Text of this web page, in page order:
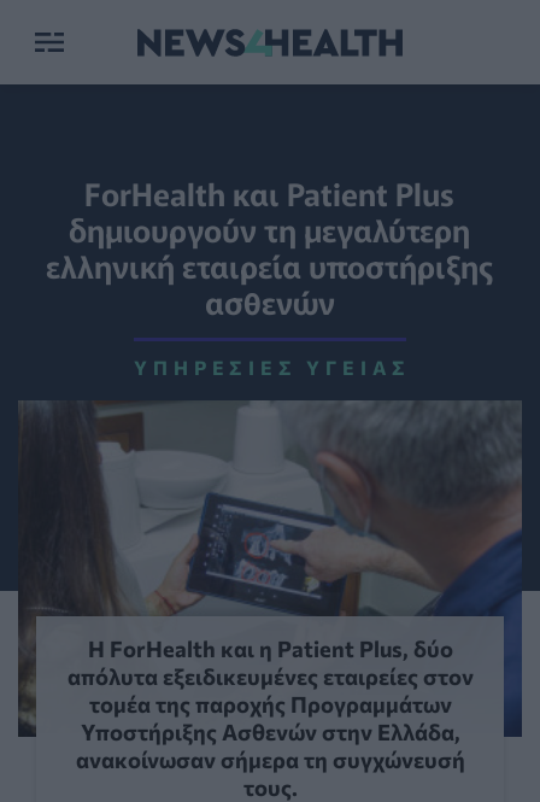
ForHealth και Patient Plus
δημιουργούν τη μεγαλύτερη
ελληνική εταιρεία υποστήριξης
ασθενών
ΥΠΗΡΕΣΊΕΣ ΥΓΕΊΑΣ
Η ForHealth και η Patient Plus, δύο
απόλυτα εξειδικευμένες εταιρείες στον
τομέα της παροχής Προγραμμάτων
Υποστήριξης Ασθενών στην Ελλάδα,
ανακοίνωσαν σήμερα τη συγχώνευσή
τους.